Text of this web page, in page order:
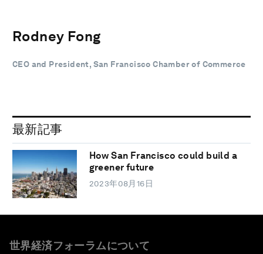
Rodney Fong
CEO and President, San Francisco Chamber of Commerce
最新記事
How San Francisco could build a
greener future
2023年08月16日
世界経済フォーラムについて